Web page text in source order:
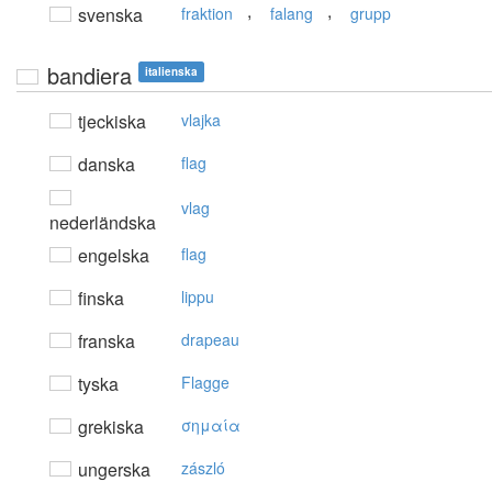
svenska fraktion , falang , grupp
bandiera italienska
tjeckiska vlajka
danska flag
nederländska
vlag
engelska flag
finska lippu
franska drapeau
tyska Flagge
grekiska σημαία
ungerska zászló